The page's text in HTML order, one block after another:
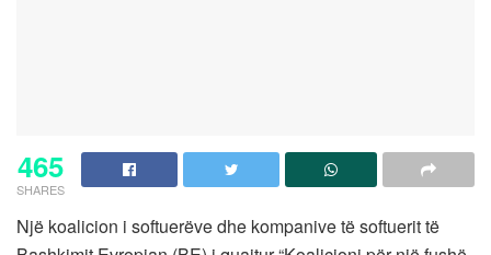
465
SHARES
Një koalicion i softuerëve dhe kompanive të softuerit të